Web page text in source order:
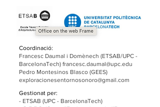
Coordinació:
Francesc Daumal i Domènech (ETSAB/UPC -
BarcelonaTech) francesc.daumal@upc.edu
Pedro Montesinos Blasco (GEES)
exploracionesentornosonoro@gmail.com
Gestionat per:
- ETSAB (UPC - BarcelonaTech)